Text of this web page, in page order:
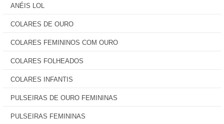
ANÉIS LOL
COLARES DE OURO
COLARES FEMININOS COM OURO
COLARES FOLHEADOS
COLARES INFANTIS
PULSEIRAS DE OURO FEMININAS
PULSEIRAS FEMININAS